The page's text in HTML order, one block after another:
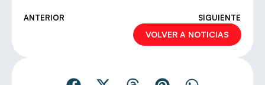
ANTERIOR SIGUIENTE
VOLVER A NOTICIAS